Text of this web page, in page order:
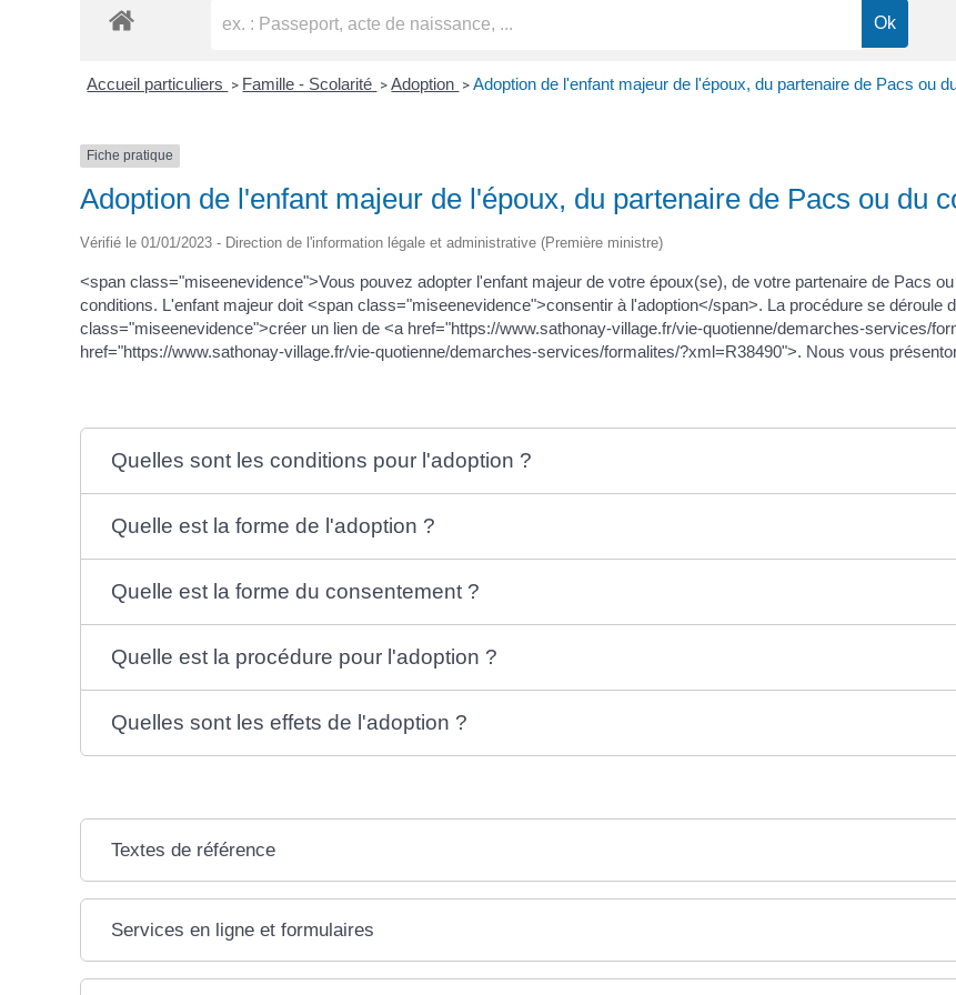
Accueil particuliers > Famille - Scolarité > Adoption > Adoption de l'enfant majeur de l'époux, du partenaire de Pacs ou
Fiche pratique
Adoption de l'enfant majeur de l'époux, du partenaire de Pacs ou du
Vérifié le 01/01/2023 - Direction de l'information légale et administrative (Première ministre)
<span class="miseenevidence">Vous pouvez adopter l'enfant majeur de votre époux(se), de votre partenaire de Pacs
conditions. L'enfant majeur doit <span class="miseenevidence">consentir à l'adoption</span>. La procédure se déroule
class="miseenevidence">créer un lien de <a href="https://www.sathonay-village.fr/vie-quotienne/demarches-services/
href="https://www.sathonay-village.fr/vie-quotienne/demarches-services/formalites/?xml=R38490">. Nous vous
Quelles sont les conditions pour l'adoption ?
Quelle est la forme de l'adoption ?
Quelle est la forme du consentement ?
Quelle est la procédure pour l'adoption ?
Quelles sont les effets de l'adoption ?
Textes de référence
Services en ligne et formulaires